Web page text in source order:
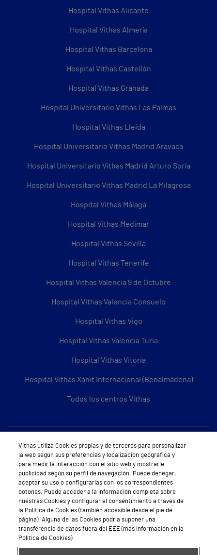
Hospital Vithas Alicante
Hospital Vithas Almería
Hospital Vithas Barcelona
Hospital Vithas Castellón
Hospital Vithas Granada
Hospital Universitario Vithas Las Palmas
Hospital Vithas Lleida
Hospital Universitario Vithas Madrid Aravaca
Hospital Universitario Vithas Madrid Arturo Soria
Hospital Universitario Vithas Madrid La Milagrosa
Hospital Vithas Málaga
Hospital Vithas Medimar
Hospital Vithas Sevilla
Hospital Vithas Tenerife
Hospital Vithas Valencia 9 de Octubre
Hospital Vithas Valencia Consuelo
Hospital Vithas Vigo
Hospital Vithas Valencia Turia
Hospital Vithas Vitoria
Hospital Vithas Xanit Internacional (Benalmádena)
Todos los centros Vithas
Sobre Vithas
Quiénes somos
Trabajar en Vithas
Teléfono Cita Médica
Teléfono Atención al Cliente
Política de seguridad y salud en el trabajo
Vithas utiliza Cookies propias y de terceros para personalizar
la web según sus preferencias y localización geográfica y
para medir la interacción con el sitio web y mostrarle
publicidad según su perfil de navegación. Puede denegar,
aceptar su uso o configurarlas con los correspondientes
botones. Puede acceder a la información completa sobre
nuestras Cookies y configurar el consentimiento a través de
la Política de Cookies (también accesible desde el pie de
página). Alguna de las Cookies podría suponer una
transferencia de datos fuera del EEE (más información en la
Política de Cookies).